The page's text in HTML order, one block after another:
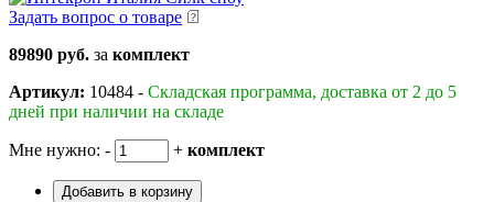
Задать вопрос о товаре
89890 руб. за комплект
Артикул: 10484 - Складская программа, доставка от 2 до 5
дней при наличии на складе
Мне нужно: - + комплект
Добавить в корзину